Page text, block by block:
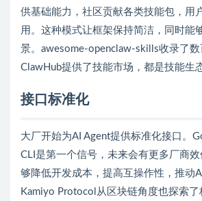
供基础能力，社区贡献各类技能包，用
用。这种模式让框架保持简洁，同时能
景。awesome-openclaw-skills收录了数
ClawHub提供了技能市场，都是技能生
接口标准化
大厂开始为AI Agent提供标准化接口。
CLI是第一个信号，未来会有更多厂商
够降低开发成本，提高互操作性，推动
Kamiyo Protocol从区块链角度也探索